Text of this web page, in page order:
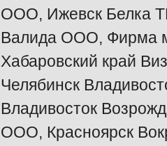
ООО, Ижевск Белка
Валида ООО, Фирма
Хабаровский край
Челябинск
Владивосток
ООО, Красноярск